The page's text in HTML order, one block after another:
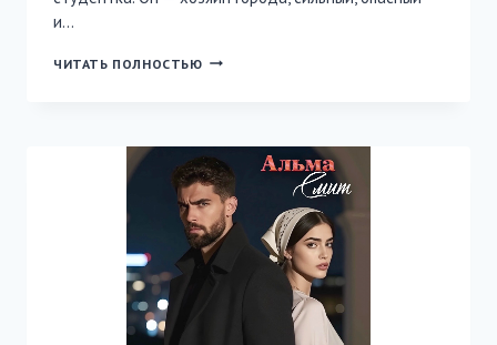
и…
ЧИТАТЬ ПОЛНОСТЬЮ ЗАПРЕТНЫЙ